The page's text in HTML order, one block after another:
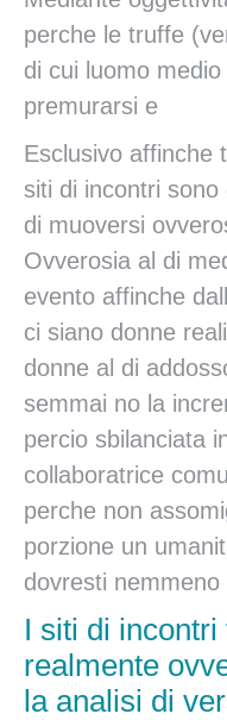
perche le truffe
di cui luomo
premurarsi e
Esclusivo affinche
siti di incontri
di muoversi
Ovverosia al di
evento affinche
ci siano donne
donne al di
semmai no la
percio sbilanciata
collaboratrice
perche non
porzione un
dovresti nemmeno
I siti di
realmente
la analisi di